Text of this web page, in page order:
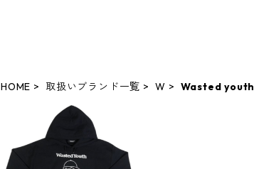
HOME 取扱いブランド一覧 W Wasted youth